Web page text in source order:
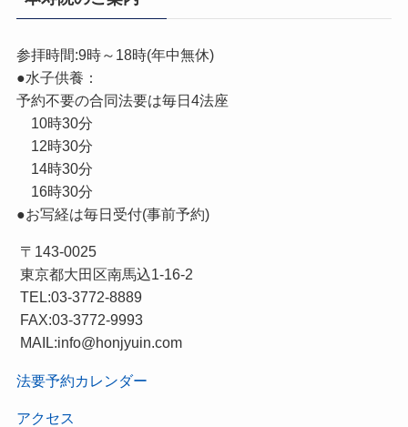
参拝時間:9時～18時(年中無休)
●水子供養：
予約不要の合同法要は毎日4法座
10時30分
12時30分
14時30分
16時30分
●お写経は毎日受付(事前予約)
〒143-0025
東京都大田区南馬込1-16-2
TEL:03-3772-8889
FAX:03-3772-9993
MAIL:info@honjyuin.com
法要予約カレンダー
アクセス